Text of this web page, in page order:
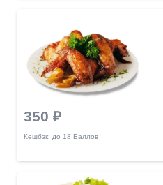
350 ₽
Кешбэк: до 18 Баллов